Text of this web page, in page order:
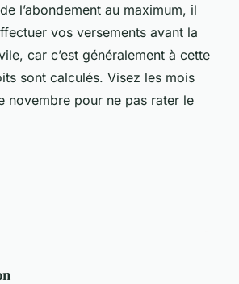
l’abondement au maximum, il
vos versements avant la
car c’est généralement à cette
sont calculés. Visez les mois
novembre pour ne pas rater le